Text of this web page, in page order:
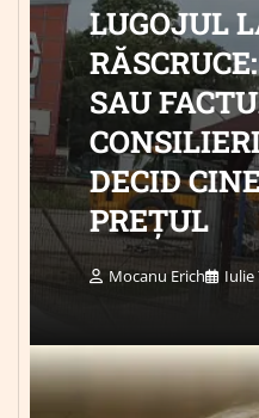
LUGOJUL
SAU
DECID
PREȚUL
Mocanu Erich Iulie